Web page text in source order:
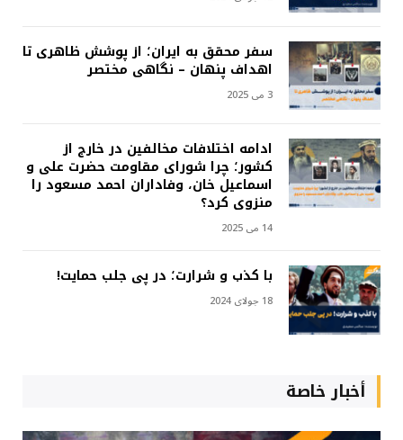
سفر محقق به ایران؛ از پوشش ظاهری تا
اهداف پنهان – نگاهی مختصر
3 می 2025
ادامه اختلافات مخالفین در خارج از
کشور؛ چرا شورای مقاومت حضرت علی و
اسماعیل خان، وفاداران احمد مسعود را
منزوی کرد؟
14 می 2025
با کذب و شرارت؛ در پی جلب حمایت!
18 جولای 2024
أخبار خاصة